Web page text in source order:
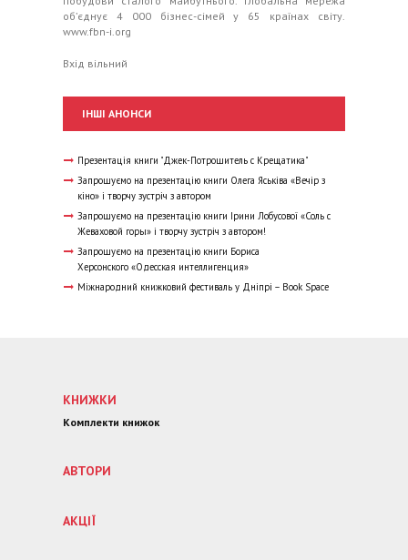
об’єднує 4 000 бізнес-сімей у 65 країнах світу.
www.fbn-i.org
Вхід вільний
ІНШІ АНОНСИ
Презентація книги "Джек-Потрошитель с Крещатика"
Запрошуємо на презентацію книги Олега Яськіва «Вечір з
кіно» і творчу зустріч з автором
Запрошуємо на презентацію книги Ірини Лобусової «Соль с
Жеваховой горы» і творчу зустріч з автором!
Запрошуємо на презентацію книги Бориса
Херсонского «Одесская интеллигенция»
Міжнародний книжковий фестиваль у Дніпрі – Book Space
КНИЖКИ
Комплекти книжок
АВТОРИ
АКЦІЇ